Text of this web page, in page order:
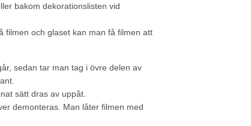
bakom dekorationslisten vid
filmen och glaset kan man få filmen att
sedan tar man tag i övre delen av
sätt dras av uppåt.
demonteras. Man låter filmen med